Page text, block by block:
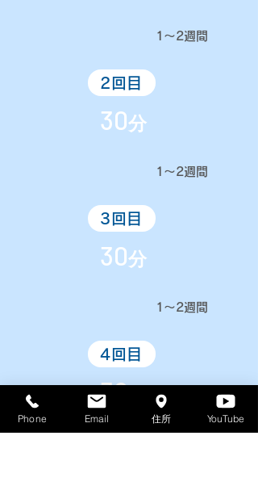
​1〜2週間​
2回目
30分
​1〜2週間​
3回目
30分
​1〜2週間​
4回目
30
Phone Email 住所 YouTube